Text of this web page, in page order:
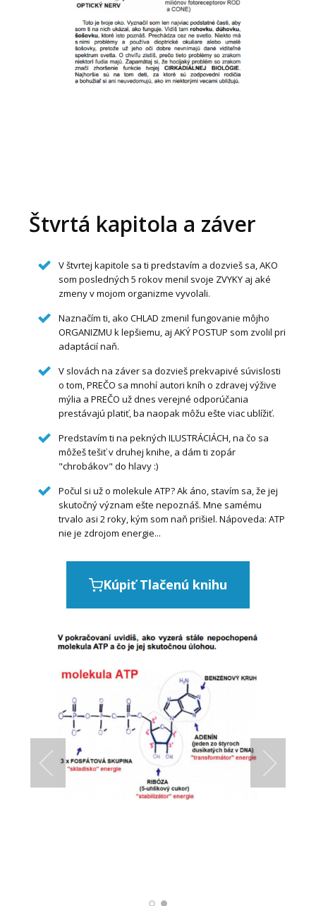
Štvrtá kapitola a záver
V štvrtej kapitole sa ti predstavím a dozvieš sa, AKO
som posledných 5 rokov menil svoje ZVYKY aj aké
zmeny v mojom organizme vyvolali.
Naznačím ti, ako CHLAD zmenil fungovanie môjho
ORGANIZMU k lepšiemu, aj AKÝ POSTUP som zvolil pri
adaptácií naň.
V slovách na záver sa dozvieš prekvapivé súvislosti
o tom, PREČO sa mnohí autori kníh o zdravej výžive
mýlia a PREČO už dnes verejné odporúčania
prestávajú platiť, ba naopak môžu ešte viac ublížiť.
Predstavím ti na pekných ILUSTRÁCIÁCH, na čo sa
môžeš tešiť v druhej knihe, a dám ti zopár
"chrobákov" do hlavy :)
Počul si už o molekule ATP? Ak áno, stavím sa, že jej
skutočný význam ešte nepoznáš. Mne samému
trvalo asi 2 roky, kým som naň prišiel. Nápoveda: ATP
nie je zdrojom energie...
Kúpiť Tlačenú knihu